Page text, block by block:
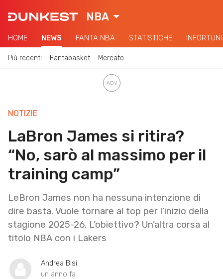
NBA
HOME NEWS FANTA NBA STATISTICHE INFORTUNI
Più recenti Fantabasket Mercato
NOTIZIE
LaBron James si ritira?
“No, sarò al massimo per il
training camp”
LeBron James non ha nessuna intenzione di
dire basta. Vuole tornare al top per l’inizio della
stagione 2025-26. L’obiettivo? Un’altra corsa al
titolo NBA con i Lakers
Andrea Bisi
un anno fa